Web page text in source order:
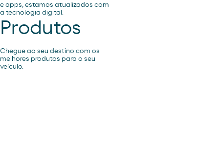
e apps, estamos atualizados com
a tecnologia digital.
Produtos
Chegue ao seu destino com os
melhores produtos para o seu
veículo.